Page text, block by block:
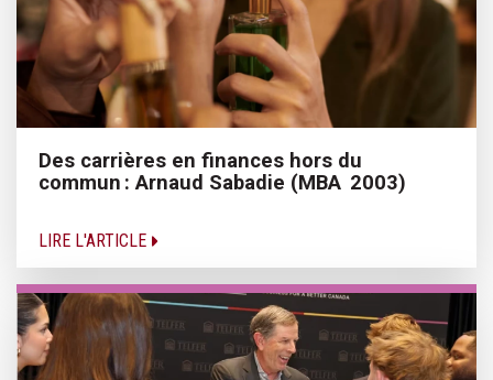
Des carrières en finances hors du
commun : Arnaud Sabadie (MBA 2003)
LIRE L'ARTICLE